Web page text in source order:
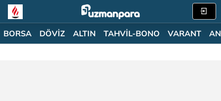
BORSA DÖVİZ ALTIN TAHVİL-BONO VARANT